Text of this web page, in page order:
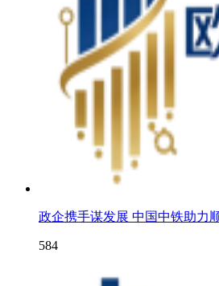
政企携手谋发展 中国中铁助力
584